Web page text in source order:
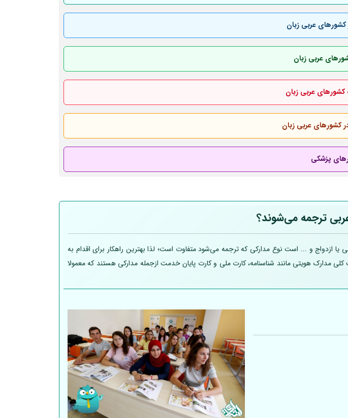
عربی زبان
عربی زبان
کشورهای عربی زبان
کشورهای عربی زبان
پزشکی
ترجمه می‌شوند؟
ازدواج و ... است نوع مدارکی که ترجمه می‌شود متفاوت است؛ لذا بهترین راهکار برای اقدام به
کلی مدارک هویتی مانند شناسنامه، کارت ملی و کارت پایان خدمت ازجمله مدارکی هستند که معمولا